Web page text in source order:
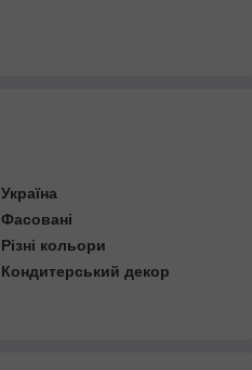
Україна
Фасовані
Різні кольори
Кондитерський декор